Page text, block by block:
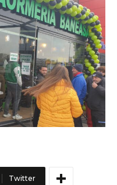
Twitter